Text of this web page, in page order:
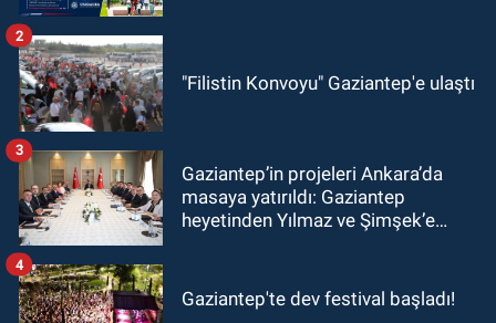
"Filistin Konvoyu" Gaziantep'e ulaştı
2
Gaziantep’in projeleri Ankara’da
masaya yatırıldı: Gaziantep
heyetinden Yılmaz ve Şimşek’e
3
Gaziantep'te dev festival başladı!
4